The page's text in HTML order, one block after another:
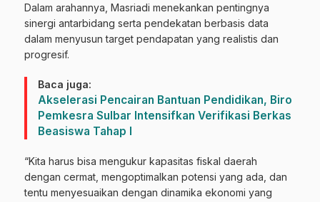
Dalam arahannya, Masriadi menekankan pentingnya
sinergi antarbidang serta pendekatan berbasis data
dalam menyusun target pendapatan yang realistis dan
progresif.
Baca juga:
Akselerasi Pencairan Bantuan Pendidikan, Biro
Pemkesra Sulbar Intensifkan Verifikasi Berkas
Beasiswa Tahap I
“Kita harus bisa mengukur kapasitas fiskal daerah
dengan cermat, mengoptimalkan potensi yang ada, dan
tentu menyesuaikan dengan dinamika ekonomi yang